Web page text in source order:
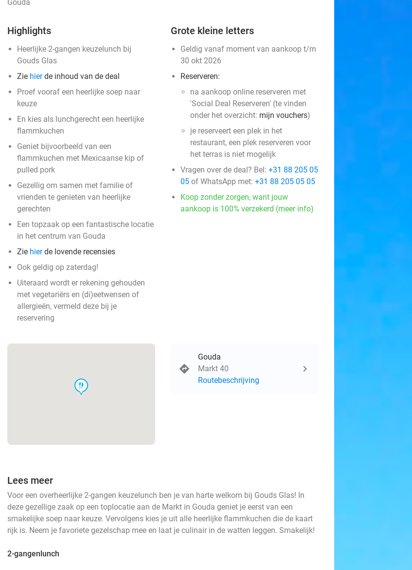
Gouda
Highlights
Heerlijke 2-gangen keuzelunch bij
Gouds Glas
Zie hierde inhoud van de deal
Proef vooraf een heerlijke soep naar
keuze
En kies als lunchgerecht een heerlijke
flammkuchen
Geniet bijvoorbeeld van een
flammkuchen met Mexicaanse kip of
pulled pork
Gezellig om samen met familie of
vrienden te genieten van heerlijke
gerechten
Een topzaak op een fantastische locatie
in het centrum van Gouda
Zie hierde lovende recensies
Ook geldig op zaterdag!
Uiteraard wordt er rekening gehouden
met vegetariërs en (di)eetwensen of
allergieën, vermeld deze bij je
reservering
Grote kleine letters
Geldig vanaf moment van aankoop t/m
30 okt 2026
Reserveren:
na aankoop online reserveren met
'Social Deal Reserveren' (te vinden
onder het overzicht: mijn vouchers)
je reserveert een plek in het
restaurant, een plek reserveren voor
het terras is niet mogelijk
Vragen over de deal? Bel: +31 88 205 05
05 of WhatsApp met: +31 88 205 05 05
Koop zonder zorgen, want jouw
aankoop is 100% verzekerd (meer info)
food
Gouda
Markt 40
Routebeschrijving
Lees meer
Voor een overheerlijke 2-gangen keuzelunch ben je van harte welkom bij Gouds Glas! In
deze gezellige zaak op een toplocatie aan de Markt in Gouda geniet je eerst van een
smakelijke soep naar keuze. Vervolgens kies je uit alle heerlijke flammkuchen die de kaart
rijk is. Neem je favoriete gezelschap mee en laat je culinair in de watten leggen. Smakelijk!
2-gangenlunch